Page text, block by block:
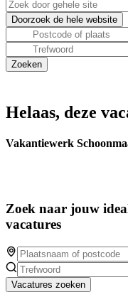
Helaas, deze
Vakantiewerk
Zoek naar jouw
vacatures
Vacatures zoeken